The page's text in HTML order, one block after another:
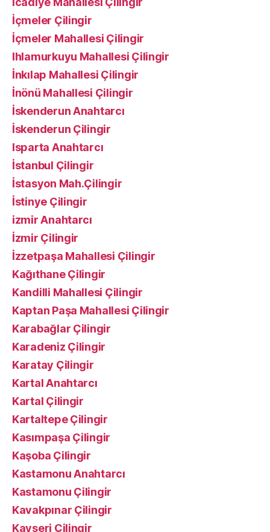
İçmeler Çilingir
İçmeler Mahallesi Çilingir
Ihlamurkuyu Mahallesi Çilingir
İnkılap Mahallesi Çilingir
İnönü Mahallesi Çilingir
İskenderun Anahtarcı
İskenderun Çilingir
Isparta Anahtarcı
İstanbul Çilingir
İstasyon Mah.Çilingir
İstinye Çilingir
izmir Anahtarcı
İzmir Çilingir
İzzetpaşa Mahallesi Çilingir
Kağıthane Çilingir
Kandilli Mahallesi Çilingir
Kaptan Paşa Mahallesi Çilingir
Karabağlar Çilingir
Karadeniz Çilingir
Karatay Çilingir
Kartal Anahtarcı
Kartal Çilingir
Kartaltepe Çilingir
Kasımpaşa Çilingir
Kaşoba Çilingir
Kastamonu Anahtarcı
Kastamonu Çilingir
Kavakpınar Çilingir
Kayseri Çilingir